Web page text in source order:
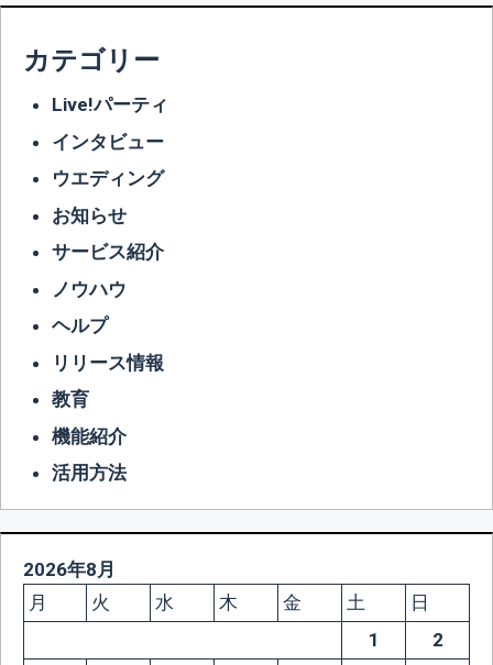
カテゴリー
Live!パーティ
インタビュー
ウエディング
お知らせ
サービス紹介
ノウハウ
ヘルプ
リリース情報
教育
機能紹介
活用方法
2026年8月
月
火 水 木 金 土
日
1
2